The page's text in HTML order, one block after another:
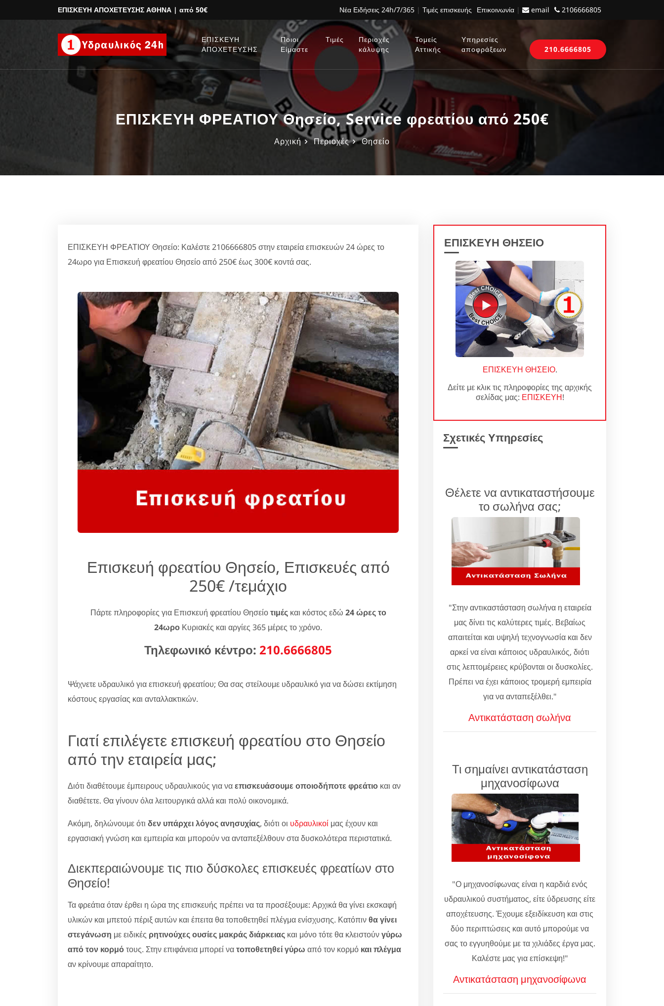
ΕΠΙΣΚΕΥΗ ΑΠΟΧΕΤΕΥΣΗΣ ΑΘΗΝΑ | από 50€ Νέα Ειδήσεις 24h/7/365 | Τιμές επισκευής Επικοινωνία | email 2106666805
ΕΠΙΣΚΕΥΗ
ΑΠΟΧΕΤΕΥΣΗΣ
Ποιοι
Είμαστε
Τιμές
Περιοχές
κάλυψης
Τομείς
Αττικής
Υπηρεσίες
αποφράξεων
210.6666805
ΕΠΙΣΚΕΥΗ ΦΡΕΑΤΙΟΥ Θησείο, Service φρεατίου από 250€
Αρχική Περιοχές Θησείο
ΕΠΙΣΚΕΥΗ ΦΡΕΑΤΙΟΥ Θησείο: Καλέστε 2106666805 στην εταιρεία επισκευών 24 ώρες το
24ωρο για Επισκευή φρεατίου Θησείο από 250€ έως 300€ κοντά σας.
Επισκευή φρεατίου Θησείο, Επισκευές από
250€ /τεμάχιο
Πάρτε πληροφορίες για Επισκευή φρεατίου Θησείοτιμέςκαι κόστος εδώ 24 ώρες το
24ωρο Κυριακές και αργίες 365 μέρες το χρόνο.
Τηλεφωνικό κέντρο: 210.6666805
Ψάχνετε υδραυλικό για επισκευή φρεατίου; Θα σας στείλουμε υδραυλικό για να δώσει εκτίμηση
κόστους εργασίας και ανταλλακτικών.
Γιατί επιλέγετε επισκευή φρεατίου στο Θησείο
από την εταιρεία μας;
Διότι διαθέτουμε έμπειρους υδραυλικούς για ναεπισκευάσουμε οποιοδήποτε φρεάτιο και αν
διαθέτετε. Θα γίνουν όλα λειτουργικά αλλά και πολύ οικονομικά.
Ακόμη, δηλώνουμε ότι δεν υπάρχει λόγος ανησυχίας, διότι οι υδραυλικοί μας έχουν και
εργασιακή γνώση και εμπειρία και μπορούν να ανταπεξέλθουν στα δυσκολότερα περιστατικά.
Διεκπεραιώνουμε τις πιο δύσκολες επισκευές φρεατίων στο
Θησείο!
Τα φρεάτια όταν έρθει η ώρα της επισκευής πρέπει να τα προσέξουμε: Αρχικά θα γίνει εκσκαφή
υλικών και μπετού πέριξ αυτών και έπειτα θα τοποθετηθεί πλέγμα ενίσχυσης. Κατόπινθα γίνει
στεγάνωση με ειδικές ρητινούχες ουσίες μακράς διάρκειας και μόνο τότε θα κλειστούνγύρω
από τον κορμότους. Στην επιφάνεια μπορεί νατοποθετηθεί γύρω από τον κορμό και πλέγμα
αν κρίνουμε απαραίτητο.
ΕΠΙΣΚΕΥΗ ΘΗΣΕΙΟ
ΕΠΙΣΚΕΥΗ ΘΗΣΕΙΟ.
Δείτε με κλικ τις πληροφορίες της αρχικής
σελίδας μας: ΕΠΙΣΚΕΥΗ!
Σχετικές Υπηρεσίες
Θέλετε να αντικαταστήσουμε
το σωλήνα σας;
"Στην αντικαστάσταση σωλήνα η εταιρεία
μας δίνει τις καλύτερες τιμές. Βεβαίως
απαιτείται και υψηλή τεχνογνωσία και δεν
αρκεί να είναι κάποιος υδραυλικός, διότι
στις λεπτομέρειες κρύβονται οι δυσκολίες.
Πρέπει να έχει κάποιος τρομερή εμπειρία
για να ανταπεξέλθει."
Αντικατάσταση σωλήνα
Τι σημαίνει αντικατάσταση
μηχανοσίφωνα
"Ο μηχανοσίφωνας είναι η καρδιά ενός
υδραυλικού συστήματος, είτε ύδρευσης είτε
αποχέτευσης. Έχουμε εξειδίκευση και στις
δύο περιπτώσεις και αυτό μπορούμε να
σας το εγγυηθούμε με τα χιλιάδες έργα μας.
Καλέστε μας για επίσκεψη!"
Αντικατάσταση μηχανοσίφωνα